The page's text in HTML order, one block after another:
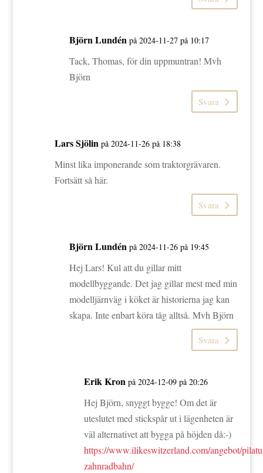
Björn Lundén på 2024-11-27 på 10:17
Tack, Thomas, för din uppmuntran! Mvh
Björn
Svara
Lars Sjölin på 2024-11-26 på 18:38
Minst lika imponerande som traktorgrävaren.
Fortsätt så här.
Svara
Björn Lundén på 2024-11-26 på 19:45
Hej Lars! Kul att du gillar mitt
modellbyggande. Det jag gillar mest med min
modelljärnväg i köket är historierna jag kan
skapa. Inte enbart köra tåg alltså. Mvh Björn
Svara
Erik Kron på 2024-12-09 på 20:26
Hej Björn, snyggt bygge! Om det är
uteslutet med stickspår ut i lägenheten är
väl alternativet att bygga på höjden då:-)
https://www.ilikeswitzerland.com/angebot/
zahnradbahn/